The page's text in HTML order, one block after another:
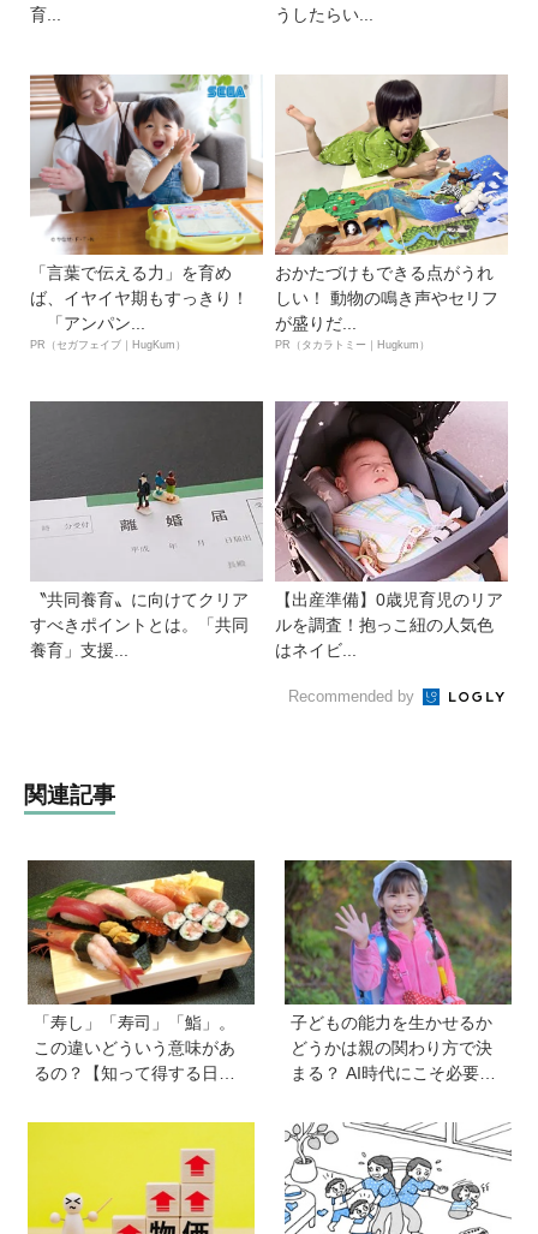
育...
うしたらい...
「言葉で伝える力」を育め
ば、イヤイヤ期もすっきり！
「アンパン...
PR（セガフェイブ｜HugKum）
おかたづけもできる点がうれ
しい！ 動物の鳴き声やセリフ
が盛りだ...
PR（タカラトミー｜Hugkum）
〝共同養育〟に向けてクリア
すべきポイントとは。「共同
養育」支援...
【出産準備】0歳児育児のリア
ルを調査！抱っこ紐の人気色
はネイビ...
Recommended by
関連記事
「寿し」「寿司」「鮨」。
この違いどういう意味があ
るの？【知って得する日本
子どもの能力を生かせるか
どうかは親の関わり方で決
まる？ AI時代にこそ必要な
の伸ばし方と「愛される人
格」の育み方